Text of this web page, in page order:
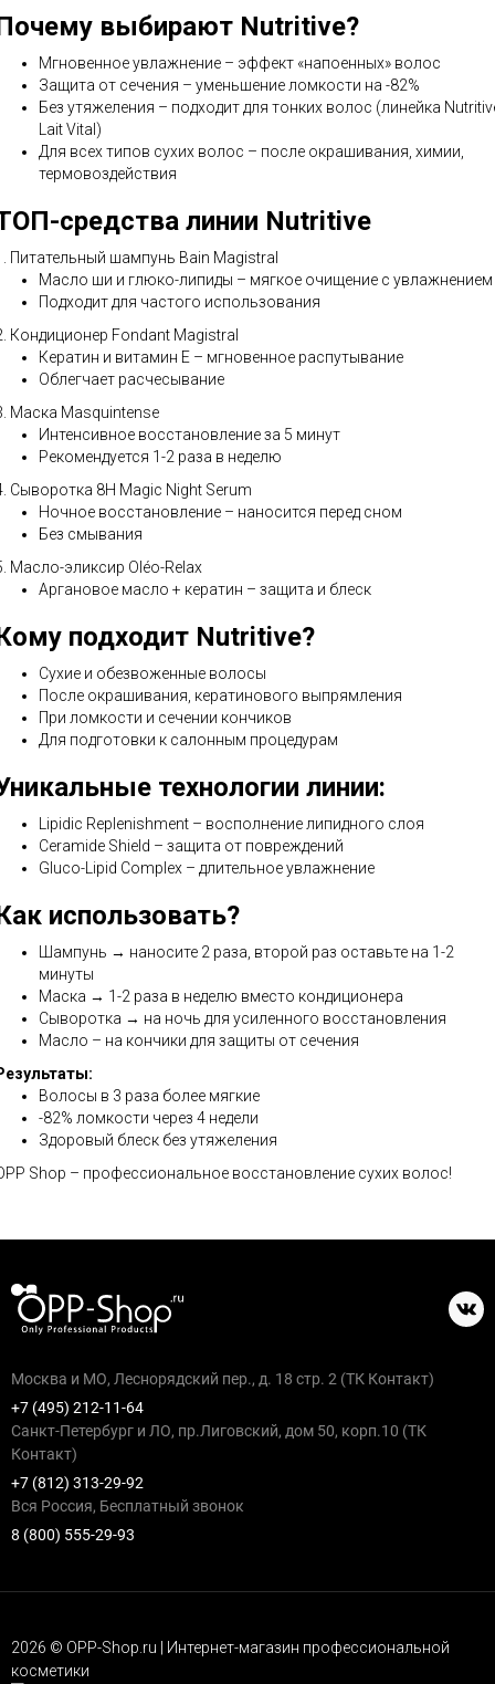
выбирают Nutritive?
Мгновенное увлажнение – эффект «напоенных» волос
Защита от сечения – уменьшение ломкости на -82%
Без утяжеления – подходит для тонких волос (линейка
Lait Vital)
Для всех типов сухих волос – после окрашивания, химии,
термовоздействия
средства линии Nutritive
Питательный шампунь Bain Magistral
Масло ши и глюко-липиды – мягкое очищение с увлажнением
Подходит для частого использования
Кондиционер Fondant Magistral
Кератин и витамин Е – мгновенное распутывание
Облегчает расчесывание
Маска Masquintense
Интенсивное восстановление за 5 минут
Рекомендуется 1-2 раза в неделю
Сыворотка 8H Magic Night Serum
Ночное восстановление – наносится перед сном
Без смывания
Масло-эликсир Oléo-Relax
Аргановое масло + кератин – защита и блеск
подходит Nutritive?
Сухие и обезвоженные волосы
После окрашивания, кератинового выпрямления
При ломкости и сечении кончиков
Для подготовки к салонным процедурам
технологии линии:
Lipidic Replenishment – восполнение липидного слоя
Ceramide Shield – защита от повреждений
Gluco-Lipid Complex – длительное увлажнение
использовать?
Шампунь → наносите 2 раза, второй раз оставьте на 1-2
минуты
Маска → 1-2 раза в неделю вместо кондиционера
Сыворотка → на ночь для усиленного восстановления
Масло – на кончики для защиты от сечения
Волосы в 3 раза более мягкие
-82% ломкости через 4 недели
Здоровый блеск без утяжеления
Shop – профессиональное восстановление сухих волос!
Москва и МО, Леснорядский пер., д. 18 стр. 2 (ТК Контакт)
+7 (495) 212-11-64
Санкт-Петербург и ЛО, пр.Лиговский, дом 50, корп.10 (ТК
Контакт)
+7 (812) 313-29-92
Вся Россия, Бесплатный звонок
8 (800) 555-29-93
2026 © OPP-Shop.ru | Интернет-магазин профессиональной
косметики